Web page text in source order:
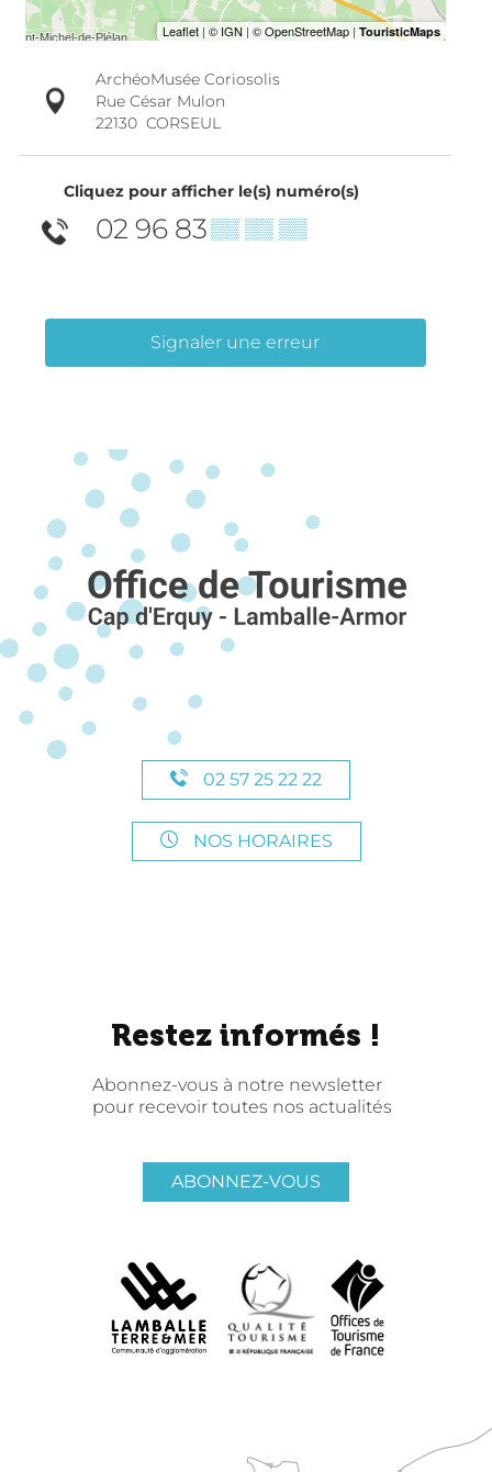
ArchéoMusée Coriosolis
Rue César Mulon
22130 CORSEUL
Cliquez pour afficher le(s) numéro(s)
02 96 83▒▒ ▒▒ ▒▒
Signaler une erreur
02 57 25 22 22
NOS HORAIRES
Restez informés !
Abonnez-vous à notre newsletter
pour recevoir toutes nos actualités
ABONNEZ-VOUS